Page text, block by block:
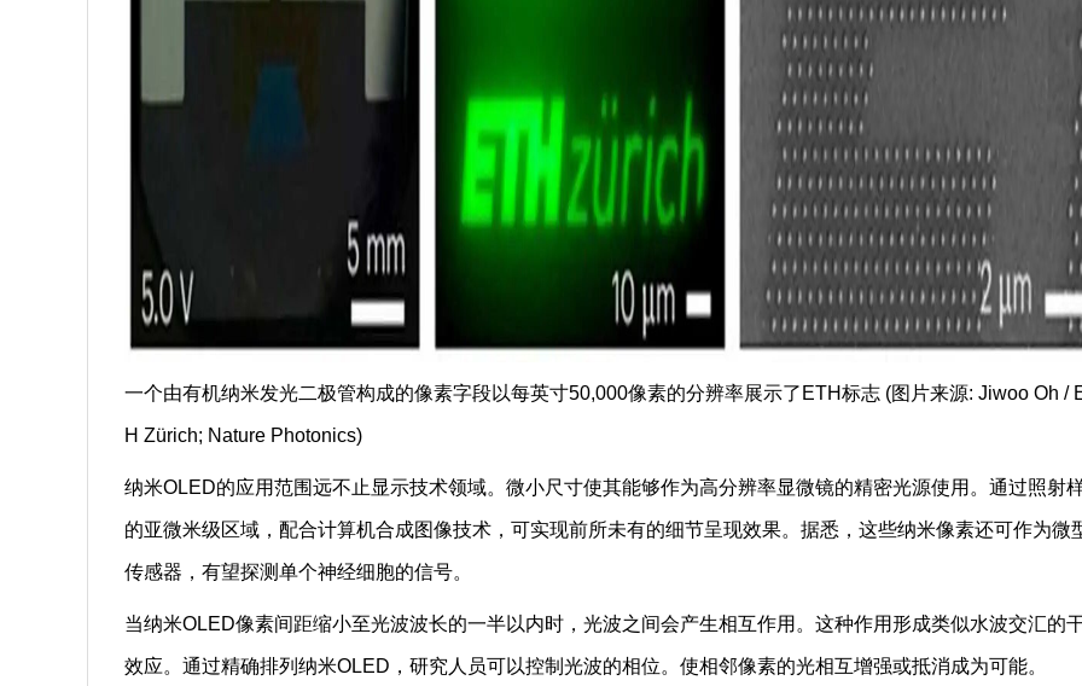
一个由有机纳米发光二极管构成的像素字段以每英寸50,000像素的分辨率展示了ETH标志 (图片来源: Jiwoo Oh /
H Zürich; Nature Photonics)
纳米OLED的应用范围远不止显示技术领域。微小尺寸使其能够作为高分辨率显微镜的精密光源使用。通过照射
的亚微米级区域，配合计算机合成图像技术，可实现前所未有的细节呈现效果。据悉，这些纳米像素还可作为微
传感器，有望探测单个神经细胞的信号。
当纳米OLED像素间距缩小至光波波长的一半以内时，光波之间会产生相互作用。这种作用形成类似水波交汇的
效应。通过精确排列纳米OLED，研究人员可以控制光波的相位。使相邻像素的光相互增强或抵消成为可能。